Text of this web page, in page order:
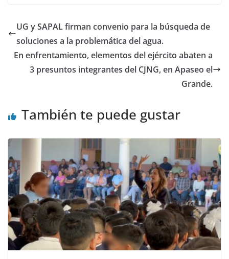
o
o
k
p
p
n
UG y SAPAL firman convenio para la búsqueda de
soluciones a la problemática del agua.
En enfrentamiento, elementos del ejército abaten a
3 presuntos integrantes del CJNG, en Apaseo el
Grande.
También te puede gustar